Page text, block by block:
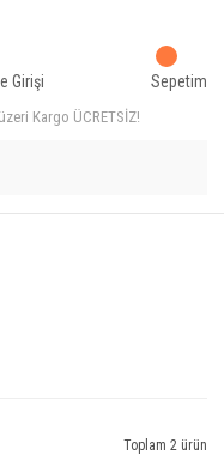
Kargo ÜCRETSİZ!
Girişi Sepetim
Toplam 2 ürün